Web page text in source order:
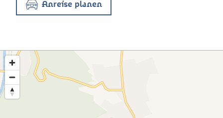
Anreise planen